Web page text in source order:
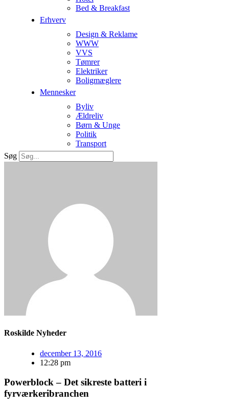
Bed & Breakfast
Erhverv
Design & Reklame
WWW
VVS
Tømrer
Elektriker
Boligmæglere
Mennesker
Byliv
Ældreliv
Børn & Unge
Politik
Transport
Søg
Roskilde Nyheder
december 13, 2016
12:28 pm
Powerblock – Det sikreste batteri i
fyrværkeribranchen